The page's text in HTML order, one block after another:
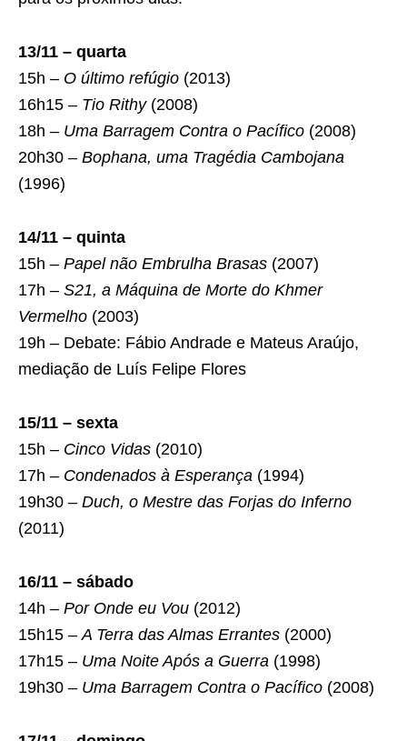
13/11 – quarta
15h – O último refúgio (2013)
16h15 – Tio Rithy(2008)
18h – Uma Barragem Contra o Pacífico (2008)
20h30 – Bophana, uma Tragédia Cambojana
(1996)
14/11 – quinta
15h – Papel não Embrulha Brasas (2007)
17h – S21, a Máquina de Morte do Khmer
Vermelho (2003)
19h – Debate: Fábio Andrade e Mateus Araújo,
mediação de Luís Felipe Flores
15/11 – sexta
15h – Cinco Vidas (2010)
17h – Condenados à Esperança (1994)
19h30 – Duch, o Mestre das Forjas do Inferno
(2011)
16/11 – sábado
14h – Por Onde eu Vou (2012)
15h15 –A Terra das Almas Errantes (2000)
17h15 – Uma Noite Após a Guerra (1998)
19h30 – Uma Barragem Contra o Pacífico (2008)